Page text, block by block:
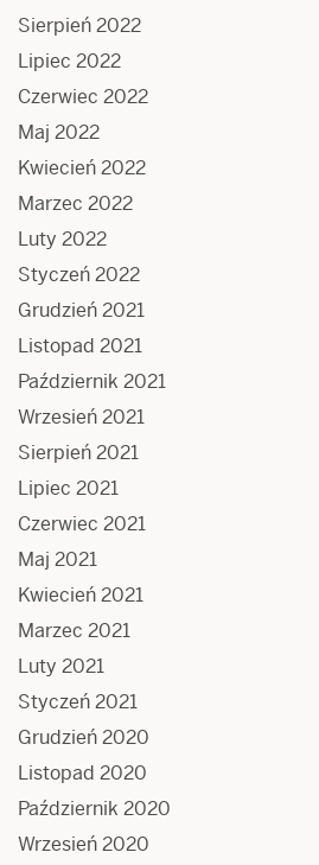
Sierpień 2022
Lipiec 2022
Czerwiec 2022
Maj 2022
Kwiecień 2022
Marzec 2022
Luty 2022
Styczeń 2022
Grudzień 2021
Listopad 2021
Październik 2021
Wrzesień 2021
Sierpień 2021
Lipiec 2021
Czerwiec 2021
Maj 2021
Kwiecień 2021
Marzec 2021
Luty 2021
Styczeń 2021
Grudzień 2020
Listopad 2020
Październik 2020
Wrzesień 2020